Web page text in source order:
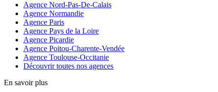
Agence Nord-Pas-De-Calais
Agence Normandie
Agence Paris
Agence Pays de la Loire
Agence Picardie
Agence Poitou-Charente-Vendée
Agence Toulouse-Occitanie
Découvrir toutes nos agences
En savoir plus